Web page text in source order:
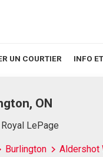
UN COURTIER INFO
ON
LePage
Burlington Aldershot